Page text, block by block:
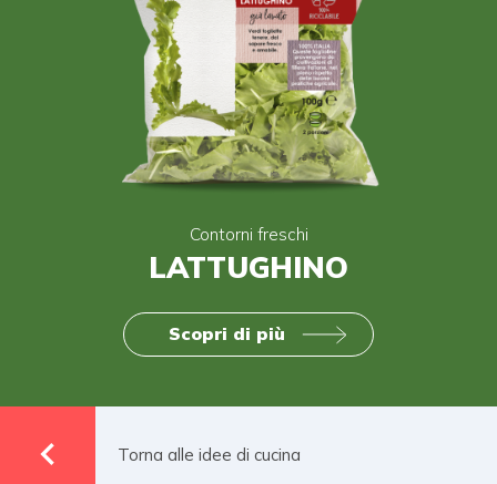
Contorni freschi
LATTUGHINO
Scopri di più
Torna alle idee di cucina